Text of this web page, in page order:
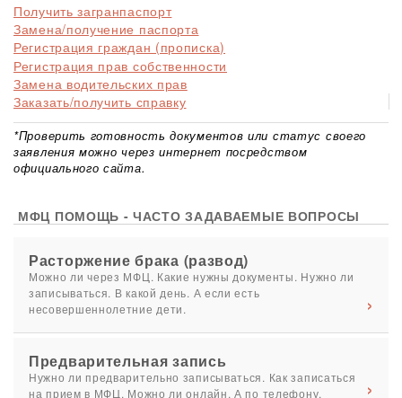
Получить загранпаспорт
Замена/получение паспорта
Регистрация граждан (прописка)
Регистрация прав собственности
Замена водительских прав
Заказать/получить справку
*Проверить готовность документов или статус своего
заявления можно через интернет посредством
официального сайта.
МФЦ ПОМОЩЬ - ЧАСТО ЗАДАВАЕМЫЕ ВОПРОСЫ
Расторжение брака (развод)
Можно ли через МФЦ. Какие нужны документы. Нужно ли
записываться. В какой день. А если есть
несовершеннолетние дети.
Предварительная запись
Нужно ли предварительно записываться. Как записаться
на прием в МФЦ. Можно ли онлайн. А по телефону.